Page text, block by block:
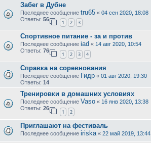
Забег в Дубне
Последнее сообщение tru65 « 04 сен 2020, 18:08
Ответы: 56
1 2 3
Спортивное питание - за и против
Последнее сообщение iad « 14 авг 2020, 10:54
Ответы: 76
1 2 3 4
Справка на соревнования
Последнее сообщение Гидр « 01 авг 2020, 19:30
Ответы: 14
Тренировки в домашних условиях
Последнее сообщение Vaso « 16 янв 2020, 13:38
Ответы: 26
1 2
Приглашают на фестиваль
Последнее сообщение iriska « 22 май 2019, 13:44